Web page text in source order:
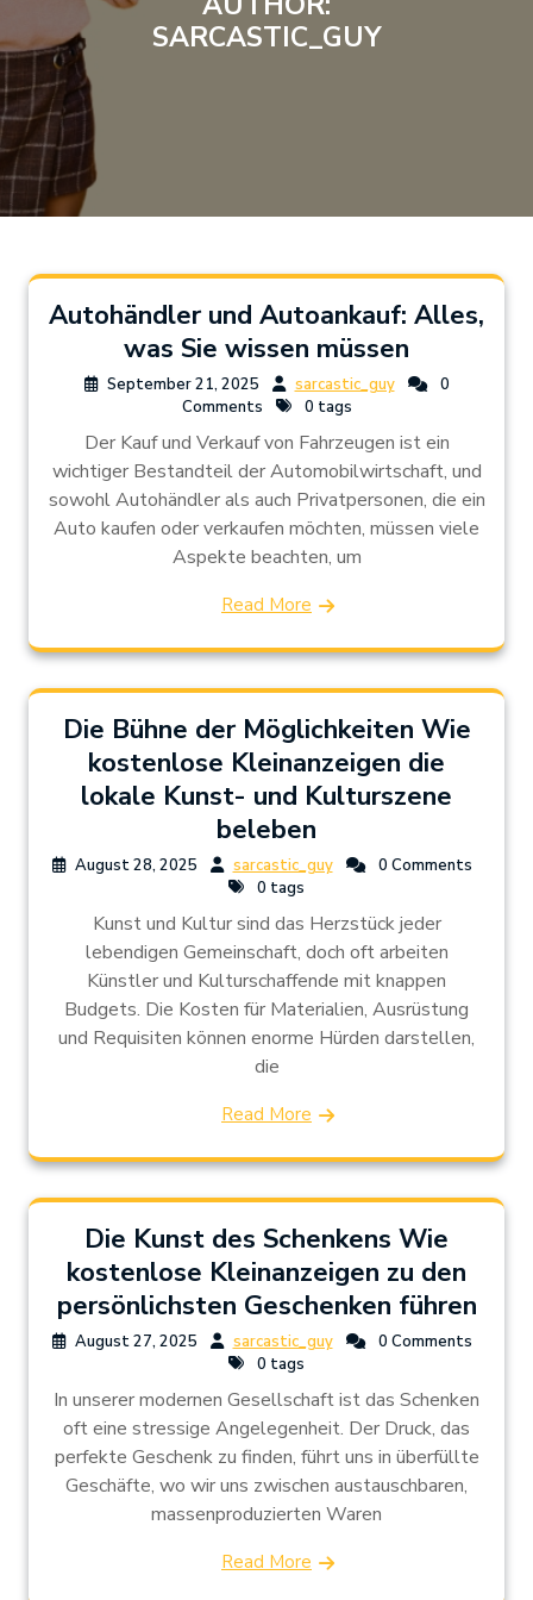
SARCASTIC_GUY
Autohändler und Autoankauf: Alles,
was Sie wissen müssen
September 21, 2025 sarcastic_guy
0
Comments
0 tags
Der Kauf und Verkauf von Fahrzeugen ist ein
wichtiger Bestandteil der Automobilwirtschaft, und
sowohl Autohändler als auch Privatpersonen, die ein
Auto kaufen oder verkaufen möchten, müssen viele
Aspekte beachten, um
Read More
Die Bühne der Möglichkeiten Wie
kostenlose Kleinanzeigen die
lokale Kunst- und Kulturszene
beleben
August 28, 2025 sarcastic_guy
0 Comments
0 tags
Kunst und Kultur sind das Herzstück jeder
lebendigen Gemeinschaft, doch oft arbeiten
Künstler und Kulturschaffende mit knappen
Budgets. Die Kosten für Materialien, Ausrüstung
und Requisiten können enorme Hürden darstellen,
die
Read More
Die Kunst des Schenkens Wie
kostenlose Kleinanzeigen zu den
persönlichsten Geschenken führen
August 27, 2025 sarcastic_guy
0 Comments
0 tags
In unserer modernen Gesellschaft ist das Schenken
oft eine stressige Angelegenheit. Der Druck, das
perfekte Geschenk zu finden, führt uns in überfüllte
Geschäfte, wo wir uns zwischen austauschbaren,
massenproduzierten Waren
Read More